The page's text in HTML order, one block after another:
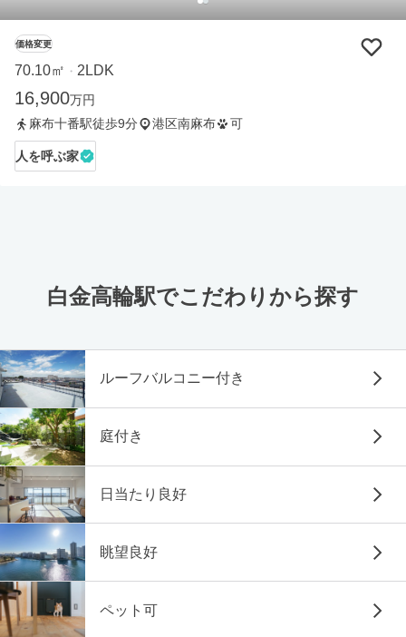
価格変更
70.10㎡ ・ 2LDK
16,900万円
麻布十番駅徒歩9分
港区南麻布 可
人を呼ぶ家
白金高輪駅でこだわりから探す
ルーフバルコニー付き
庭付き
日当たり良好
眺望良好
ペット可